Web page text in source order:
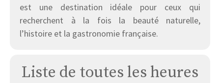
est une destination idéale pour ceux qui
recherchent à la fois la beauté naturelle,
l’histoire et la gastronomie française.
Liste de toutes les heures